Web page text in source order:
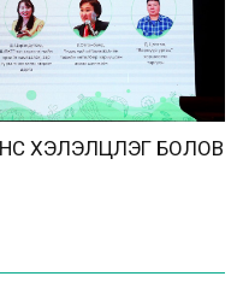
ХЭЛЭЛЦҮҮЛЭГ БОЛОВ